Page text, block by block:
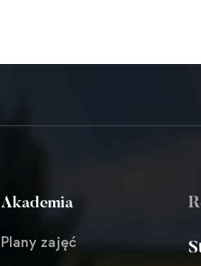
UZUPEŁNIAJĄCYCH
Akademia
Plany zajęć